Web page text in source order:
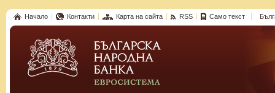
Начало Контакти Карта на сайта RSS Само текст